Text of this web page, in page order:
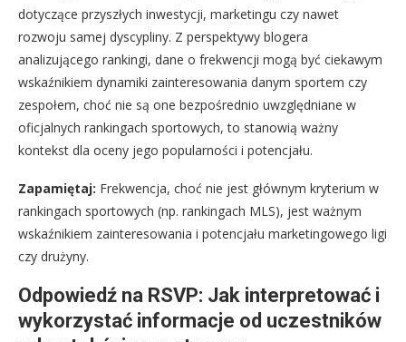
dotyczące przyszłych inwestycji, marketingu czy nawet
rozwoju samej dyscypliny. Z perspektywy blogera
analizującego rankingi, dane o frekwencji mogą być ciekawym
wskaźnikiem dynamiki zainteresowania danym sportem czy
zespołem, choć nie są one bezpośrednio uwzględniane w
oficjalnych rankingach sportowych, to stanowią ważny
kontekst dla oceny jego popularności i potencjału.
Zapamiętaj: Frekwencja, choć nie jest głównym kryterium w
rankingach sportowych (np. rankingach MLS), jest ważnym
wskaźnikiem zainteresowania i potencjału marketingowego ligi
czy drużyny.
Odpowiedź na RSVP: Jak interpretować i
wykorzystać informacje od uczestników